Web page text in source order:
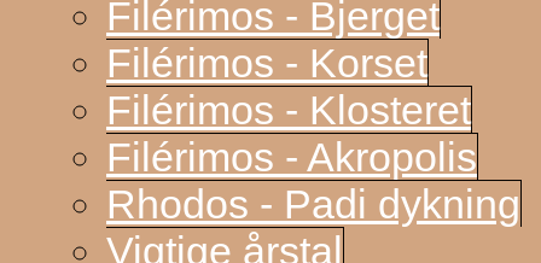
Filérimos - Bjerget
Filérimos - Korset
Filérimos - Klosteret
Filérimos - Akropolis
Rhodos - Padi dykning
Vigtige årstal